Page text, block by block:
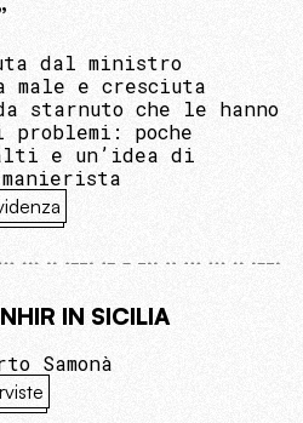
dal ministro
male e cresciuta
starnuto che le hanno
poche
e un’idea di
IN SICILIA
Samonà